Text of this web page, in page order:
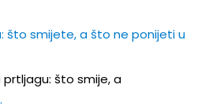
što smijete, a što ne ponijeti u
prtljagu: što smije, a